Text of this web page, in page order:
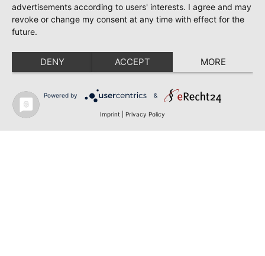
advertisements according to users' interests. I agree and may
revoke or change my consent at any time with effect for the
future.
DENY ACCEPT MORE
Powered by &
Imprint Privacy Policy